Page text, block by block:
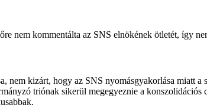
nem kommentálta az SNS elnökének ötletét, így
nem kizárt, hogy az SNS nyomásgyakorlása miatt
triónak sikerül megegyeznie a